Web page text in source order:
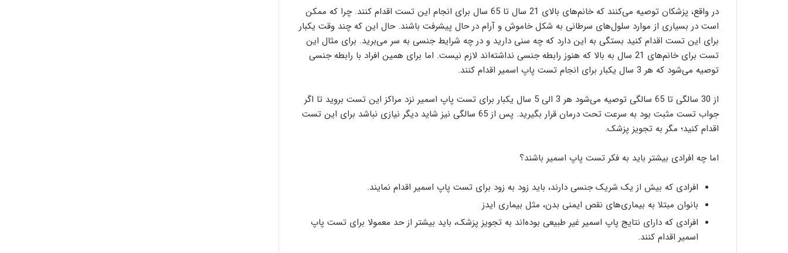
در واقع، پزشکان توصیه می‌کنند که خانم‌های بالای 21 سال تا 65 سال برای انجام این تست اقدام کنند. چرا که ممکن
است در بسیاری از موارد سلول‌های سرطانی به شکل خاموش و آرام در حال پیشرفت باشند. حال این که چند وقت یکبار
برای این تست اقدام کنید بستگی به این دارد که چه سنی دارید و در چه شرایط جنسی به سر می‌برید. برای مثال این
تست برای خانم‌های 21 سال به بالا که هنوز رابطه جنسی نداشته‌اند لازم نیست. اما برای همین افراد با رابطه جنسی
توصیه می‌شود که هر 3 سال یکبار برای انجام تست پاپ اسمیر اقدام کنند.
از 30 سالگی تا 65 سالگی توصیه می‌شود هر 3 الی 5 سال یکبار برای تست پاپ اسمیر نزد مراکز این تست بروید تا اگر
جواب تست مثبت بود به سرعت تحت درمان قرار بگیرید. پس از 65 سالگی نیز شاید دیگر نیازی نباشد برای این تست
اقدام کنید؛ مگر به تجویز پزشک.
اما چه افرادی بیشتر باید به فکر تست پاپ اسمیر باشند؟
افرادی که بیش از یک شریک جنسی دارند، باید زود به زود برای تست پاپ اسمیر اقدام نمایند.
بانوان مبتلا به بیماری‌های نقص ایمنی بدن، مثل بیماری ایدز
افرادی که دارای نتایج پاپ اسمیر غیر طبیعی بوده‌اند به تجویز پزشک، باید بیشتر از حد معمولا برای تست پاپ
اسمیر اقدام کنند.